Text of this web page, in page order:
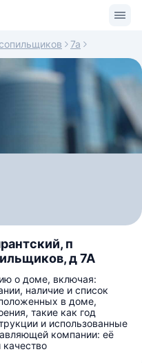
7а
п
д 7А
о доме, включая:
наличие и список
в доме,
такие как год
и использованные
компании: её